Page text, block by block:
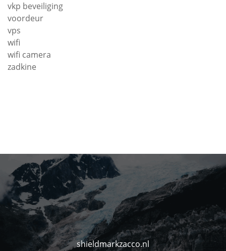
vkp beveiliging
voordeur
vps
wifi
wifi camera
zadkine
shieldmarkzacco.nl